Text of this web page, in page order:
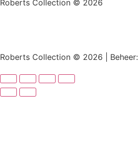
Roberts Collection © 2026
Roberts Collection © 2026 | Beheer: